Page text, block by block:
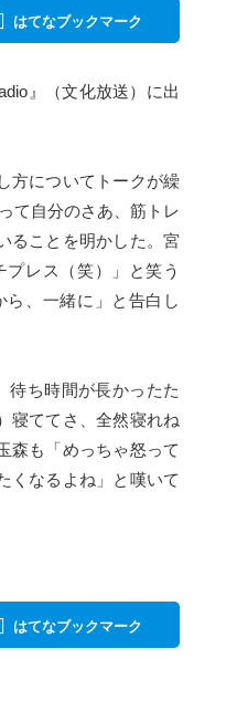
はてなブックマーク
』（文化放送）に出
方についてトークが繰
て自分のさあ、筋トレ
ることを明かした。宮
レス（笑）」と笑う
、一緒に」と告白し
待ち時間が長かったた
寝ててさ、全然寝れね
森も「めっちゃ怒って
くなるよね」と嘆いて
はてなブックマーク
記事を読
記事を読
記事を読